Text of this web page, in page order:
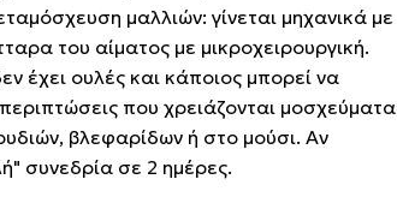
μαλλιών: γίνεται μηχανικά με
του αίματος με μικροχειρουργική.
έχει ουλές και κάποιος μπορεί να
που χρειάζονται μοσχεύματα
βλεφαρίδων ή στο μούσι. Αν
συνεδρία σε 2 ημέρες.